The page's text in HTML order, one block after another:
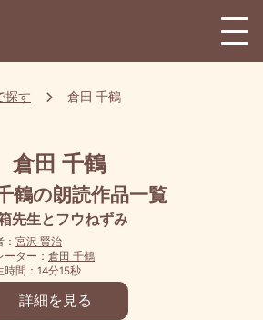
探す 倉田 千鶴
倉田 千鶴
鶴の朗読作品一覧
先生とフウねずみ
宮沢 賢治
ーター： 倉田 千鶴
時間：14分15秒
詳細を見る